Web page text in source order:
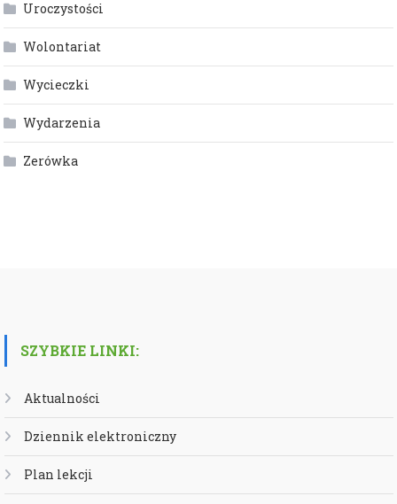
Uroczystości
Wolontariat
Wycieczki
Wydarzenia
Zerówka
SZYBKIE LINKI:
Aktualności
Dziennik elektroniczny
Plan lekcji